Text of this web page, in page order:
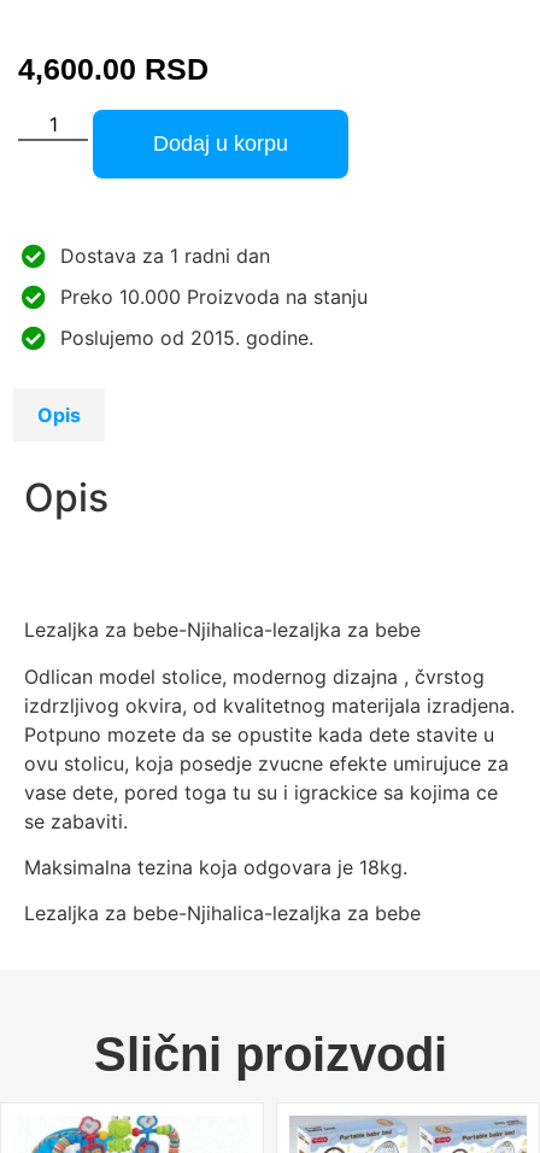
4,600.00 RSD
Dodaj u korpu
Dostava za 1 radni dan
Preko 10.000 Proizvoda na stanju
Poslujemo od 2015. godine.
Opis
Opis
Lezaljka za bebe-Njihalica-lezaljka za bebe
Odlican model stolice, modernog dizajna , čvrstog
izdrzljivog okvira, od kvalitetnog materijala izradjena.
Potpuno mozete da se opustite kada dete stavite u
ovu stolicu, koja posedje zvucne efekte umirujuce za
vase dete, pored toga tu su i igrackice sa kojima ce
se zabaviti.
Maksimalna tezina koja odgovara je 18kg.
Lezaljka za bebe-Njihalica-lezaljka za bebe
Slični proizvodi